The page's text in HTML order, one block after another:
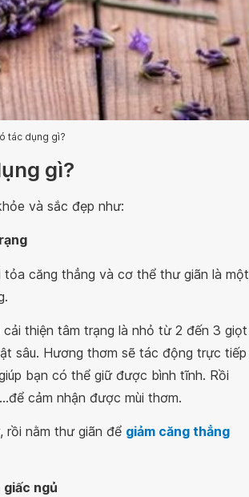
tác dụng gì?
gì?
và sắc đẹp như:
căng thẳng và cơ thể thư giãn là một
thiện tâm trạng là nhỏ từ 2 đến 3 giọt
sâu. Hương thơm sẽ tác động trực tiếp
bạn có thể giữ được bình tĩnh. Rồi
cảm nhận được mùi thơm.
rồi nằm thư giãn để giảm căng thẳng
giấc ngủ